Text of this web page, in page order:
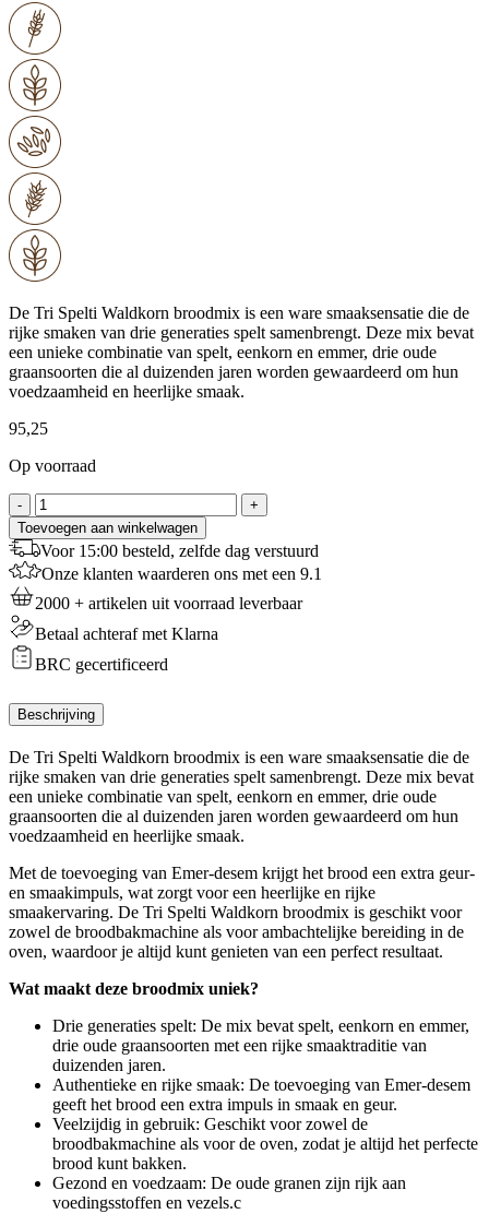
De Tri Spelti Waldkorn broodmix is een ware smaaksensatie die de
rijke smaken van drie generaties spelt samenbrengt. Deze mix bevat
een unieke combinatie van spelt, eenkorn en emmer, drie oude
graansoorten die al duizenden jaren worden gewaardeerd om hun
voedzaamheid en heerlijke smaak.
95,25
Op voorraad
-
TriSpelti
Waldkorn
Broodmeel
-
25
kg
+
Toevoegen aan winkelwagen
Voor 15:00 besteld, zelfde dag verstuurd
Onze klanten waarderen ons met een 9.1
2000 + artikelen uit voorraad leverbaar
Betaal achteraf met Klarna
BRC gecertificeerd
Beschrijving
De Tri Spelti Waldkorn broodmix is een ware smaaksensatie die de
rijke smaken van drie generaties spelt samenbrengt. Deze mix bevat
een unieke combinatie van spelt, eenkorn en emmer, drie oude
graansoorten die al duizenden jaren worden gewaardeerd om hun
voedzaamheid en heerlijke smaak.
Met de toevoeging van Emer-desem krijgt het brood een extra geur-
en smaakimpuls, wat zorgt voor een heerlijke en rijke
smaakervaring. De Tri Spelti Waldkorn broodmix is geschikt voor
zowel de broodbakmachine als voor ambachtelijke bereiding in de
oven, waardoor je altijd kunt genieten van een perfect resultaat.
Wat maakt deze broodmix uniek?
Drie generaties spelt: De mix bevat spelt, eenkorn en emmer,
drie oude graansoorten met een rijke smaaktraditie van
duizenden jaren.
Authentieke en rijke smaak: De toevoeging van Emer-desem
geeft het brood een extra impuls in smaak en geur.
Veelzijdig in gebruik: Geschikt voor zowel de
broodbakmachine als voor de oven, zodat je altijd het perfecte
brood kunt bakken.
Gezond en voedzaam: De oude granen zijn rijk aan
voedingsstoffen en vezels.c